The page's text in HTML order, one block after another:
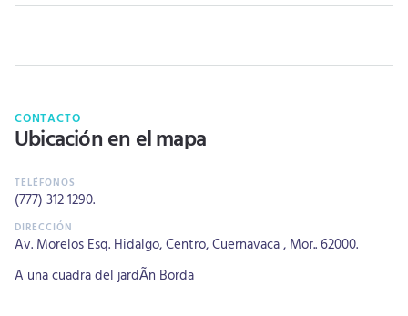
CONTACTO
Ubicación en el mapa
(777) 312 1290.
Av. Morelos Esq. Hidalgo, Centro, Cuernavaca , Mor.. 62000.
A una cuadra del jardÃ­n Borda